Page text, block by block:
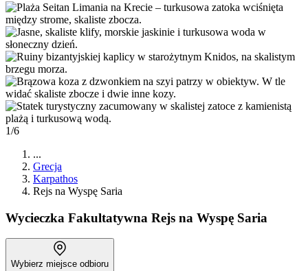
1/6
...
Grecja
Karpathos
Rejs na Wyspę Saria
Wycieczka Fakultatywna Rejs na Wyspę Saria
Wybierz miejsce odbioru